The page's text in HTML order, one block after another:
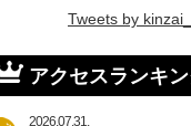
Tweets by
アクセスランキ
2026.07.31.